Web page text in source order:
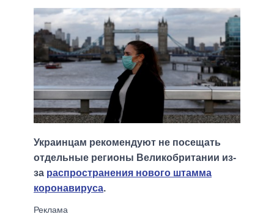
Украинцам рекомендуют не посещать
отдельные регионы Великобритании из-
за распространения нового штамма
коронавируса.